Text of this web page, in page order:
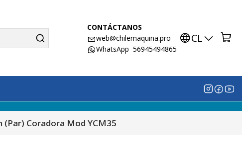
CONTÁCTANOS
web@chilemaquina.pro
WhatsApp 56945494865
CL
(Par) Coradora Mod YCM35